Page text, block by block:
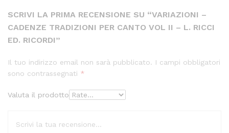
SCRIVI LA PRIMA RECENSIONE SU “VARIAZIONI –
CADENZE TRADIZIONI PER CANTO VOL II – L. RICCI
ED. RICORDI”
Il tuo indirizzo email non sarà pubblicato. I campi obbligatori
sono contrassegnati *
Valuta il prodotto